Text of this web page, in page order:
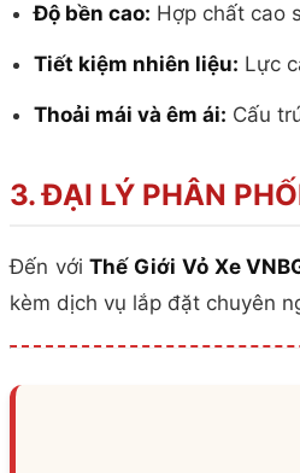
Độ bền cao: Hợp chất cao
Tiết kiệm nhiên liệu: Lực
Thoải mái và êm ái: Cấu
3. ĐẠI LÝ PHÂN
Đến vớiThế Giới Vỏ Xe
kèm dịch vụ lắp đặt chuyên